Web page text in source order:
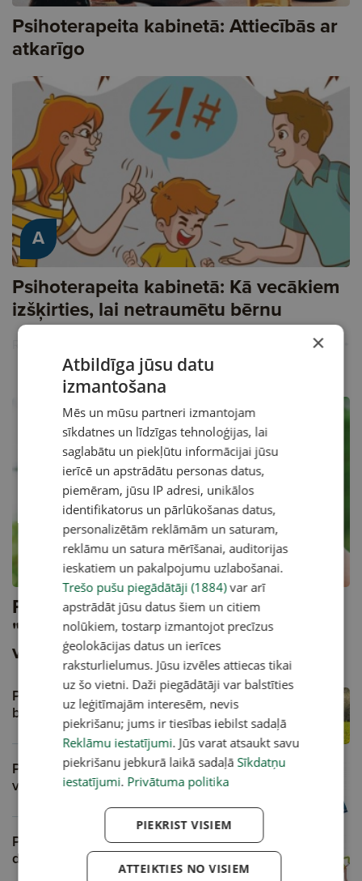
Psihoterapeita kabinetā: Attiecībās ar
atkarīgo
A
Psihoterapeita kabinetā: Kā vecākiem
izšķirties, lai netraumētu bērnu
Psihoterapeita kabinetā: Dalīšana
"labajos" un "sliktajos" bērnos —
vecāku konfliktu slēpšana
A
Psihoterapeite iesaka: ļaujiet bērniem
brīvlaika sākumā “nedarīt neko”
Psihoterapeita kabinetā: Fiziska
vardarbība — izplatīta problēma
Psihoterapeita kabinetā: Kāpēc mājas
darbi un pienākumi jāveic tikai man?!
×
Atbildīga jūsu datu
izmantošana
Mēs un mūsu partneri izmantojam
sīkdatnes un līdzīgas tehnoloģijas, lai
saglabātu un piekļūtu informācijai jūsu
ierīcē un apstrādātu personas datus,
piemēram, jūsu IP adresi, unikālos
identifikatorus un pārlūkošanas datus,
personalizētām reklāmām un saturam,
reklāmu un satura mērīšanai, auditorijas
ieskatiem un pakalpojumu uzlabošanai.
Trešo pušu piegādātāji (1884)var arī
apstrādāt jūsu datus šiem un citiem
nolūkiem, tostarp izmantojot precīzus
ģeolokācijas datus un ierīces
raksturlielumus. Jūsu izvēles attiecas tikai
uz šo vietni. Daži piegādātāji var balstīties
uz leģitīmajām interesēm, nevis
piekrišanu; jums ir tiesības iebilst sadaļā
Reklāmu iestatījumi. Jūs varat atsaukt savu
piekrišanu jebkurā laikā sadaļā Sīkdatņu
iestatījumi. Privātuma politika
PIEKRIST VISIEM
ATTEIKTIES NO VISIEM